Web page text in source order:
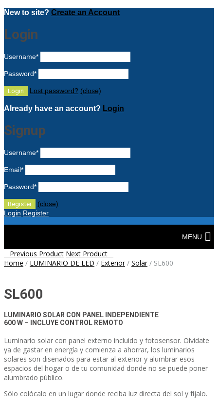
New to site? Create an Account
Login
Username*
Password*
Lost password? (close)
Already have an account? Login
Signup
Username*
Email*
Password*
(close)
Login Register
Skip
MENU
Post
navigation
Previous Product Next Product
Home / LUMINARIO DE LED / Exterior/ Solar/ SL600
SL600
LUMINARIO SOLAR CON PANEL INDEPENDIENTE
600 W – INCLUYE CONTROL REMOTO
Luminario solar con panel externo incluido y fotosensor. Olvídate
ya de gastar en energía y comienza a ahorrar, los luminarios
solares son diseñados para estar al exterior y alumbrar esos
espacios del hogar o de tu comunidad donde no se puede poner
alumbrado público.
Sólo colócalo en un lugar donde reciba luz directa del sol y fíjalo.